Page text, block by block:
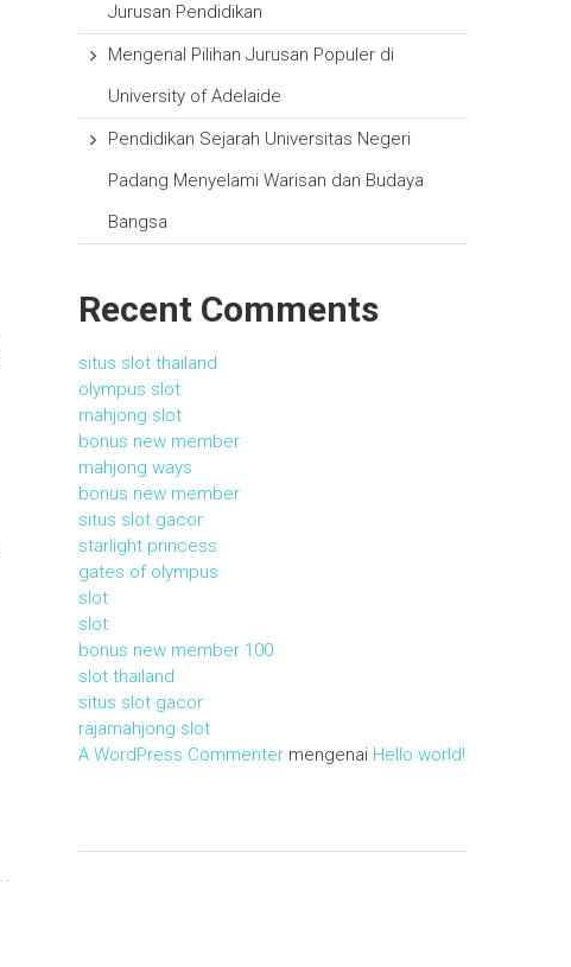
Jurusan Pendidikan
Mengenal Pilihan Jurusan Populer di
University of Adelaide
Pendidikan Sejarah Universitas Negeri
Padang Menyelami Warisan dan Budaya
Bangsa
Recent Comments
situs slot thailand
olympus slot
mahjong slot
bonus new member
mahjong ways
bonus new member
situs slot gacor
starlight princess
gates of olympus
slot
slot
bonus new member 100
slot thailand
situs slot gacor
rajamahjong slot
A WordPress Commenter mengenai Hello world!